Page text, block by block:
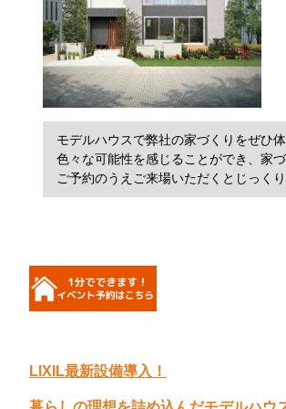
モデルハウスで弊社の家づくりをぜひ
色々な可能性を感じることができ、家
ご予約のうえご来場いただくとじっく
LIXIL最新設備導入！